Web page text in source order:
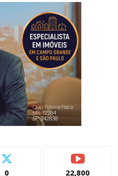
0 22,800